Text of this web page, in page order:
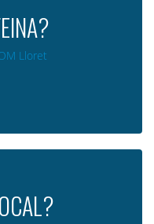
Lloret